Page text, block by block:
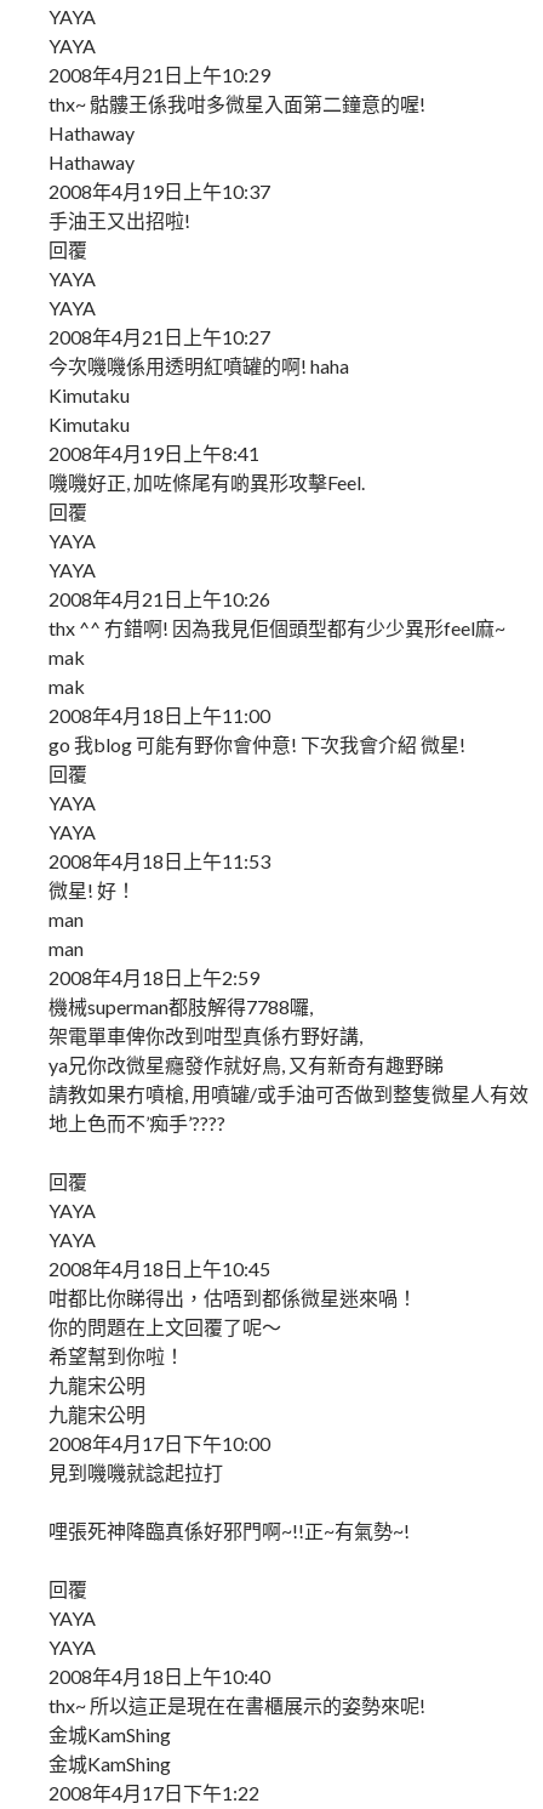
YAYA
YAYA
2008年4月21日上午10:29
thx~ 骷髏王係我咁多微星入面第二鐘意的喔!
Hathaway
Hathaway
2008年4月19日上午10:37
手油王又出招啦!
回覆
YAYA
YAYA
2008年4月21日上午10:27
今次嘰嘰係用透明紅噴罐的啊! haha
Kimutaku
Kimutaku
2008年4月19日上午8:41
嘰嘰好正, 加咗條尾有啲異形攻擊Feel.
回覆
YAYA
YAYA
2008年4月21日上午10:26
thx ^^ 冇錯啊! 因為我見佢個頭型都有少少異形feel麻~
mak
mak
2008年4月18日上午11:00
go 我blog 可能有野你會仲意! 下次我會介紹 微星!
回覆
YAYA
YAYA
2008年4月18日上午11:53
微星! 好！
man
man
2008年4月18日上午2:59
機械superman都肢解得7788囉,
架電單車俾你改到咁型真係冇野好講,
ya兄你改微星癮發作就好鳥, 又有新奇有趣野睇
請教如果冇噴槍, 用噴罐/或手油可否做到整隻微星人有效
地上色而不’痴手’????
回覆
YAYA
YAYA
2008年4月18日上午10:45
咁都比你睇得出，估唔到都係微星迷來喎！
你的問題在上文回覆了呢～
希望幫到你啦！
九龍宋公明
九龍宋公明
2008年4月17日下午10:00
見到嘰嘰就諗起拉打
哩張死神降臨真係好邪門啊~!!正~有氣勢~!
回覆
YAYA
YAYA
2008年4月18日上午10:40
thx~ 所以這正是現在在書櫃展示的姿勢來呢!
金城KamShing
金城KamShing
2008年4月17日下午1:22